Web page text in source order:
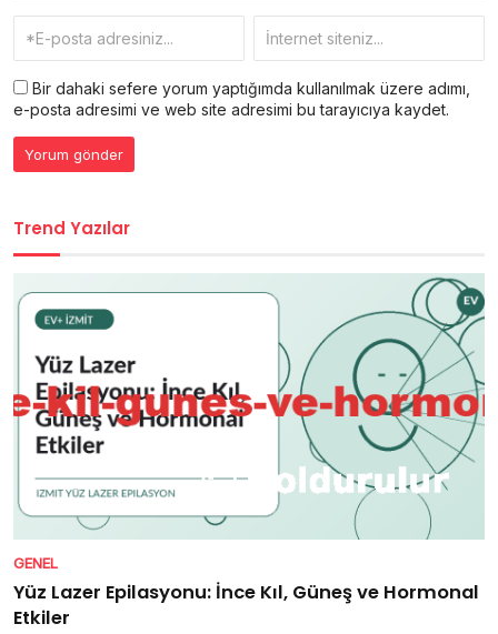
Bir dahaki sefere yorum yaptığımda kullanılmak üzere adımı,
e-posta adresimi ve web site adresimi bu tarayıcıya kaydet.
Trend Yazılar
GENEL
Yüz Lazer Epilasyonu: İnce Kıl, Güneş ve Hormonal
Etkiler